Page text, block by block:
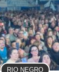
RIO NEGRO